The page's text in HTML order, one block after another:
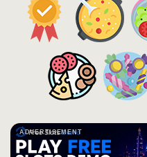
ADVERTISEMENT